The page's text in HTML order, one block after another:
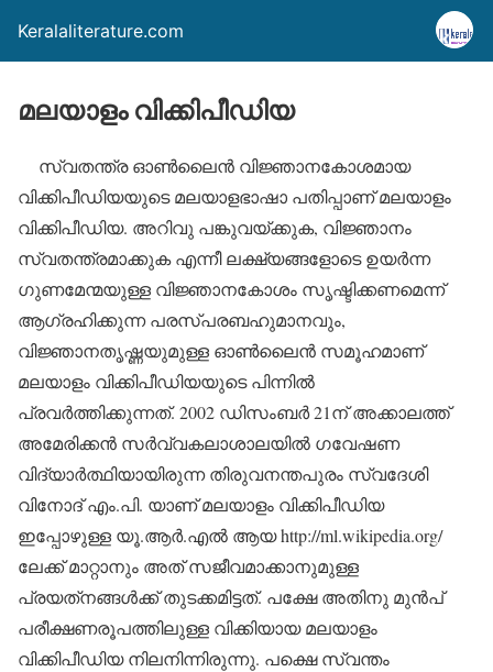
Keralaliterature.com
മലയാളം വിക്കിപീഡിയ
സ്വതന്ത്ര ഓണ്‍ലൈന്‍ വിജ്ഞാനകോശമായ
വിക്കിപീഡിയയുടെ മലയാളഭാഷാ പതിപ്പാണ് മലയാളം
വിക്കിപീഡിയ. അറിവു പങ്കുവയ്ക്കുക, വിജ്ഞാനം
സ്വതന്ത്രമാക്കുക എന്നീ ലക്ഷ്യങ്ങളോടെ ഉയര്‍ന്ന
ഗുണമേന്മയുള്ള വിജ്ഞാനകോശം സൃഷ്ടിക്കണമെന്ന്
ആഗ്രഹിക്കുന്ന പരസ്പരബഹുമാനവും,
വിജ്ഞാനതൃഷ്ണയുമുള്ള ഓണ്‍ലൈന്‍ സമൂഹമാണ്
മലയാളം വിക്കിപീഡിയയുടെ പിന്നില്‍
പ്രവര്‍ത്തിക്കുന്നത്. 2002 ഡിസംബര്‍ 21ന് അക്കാലത്ത്
അമേരിക്കന്‍ സര്‍വ്വകലാശാലയില്‍ ഗവേഷണ
വിദ്യാര്‍ത്ഥിയായിരുന്ന തിരുവനന്തപുരം സ്വദേശി
വിനോദ് എം.പി. യാണ് മലയാളം വിക്കിപീഡിയ
ഇപ്പോഴുള്ള യൂ.ആര്‍.എല്‍ ആയ http://ml.wikipedia.org/
ലേക്ക് മാറ്റാനും അത് സജീവമാക്കാനുമുള്ള
പ്രയത്‌നങ്ങള്‍ക്ക് തുടക്കമിട്ടത്. പക്ഷേ അതിനു മുന്‍പ്
പരീക്ഷണരൂപത്തിലുള്ള വിക്കിയായ മലയാളം
വിക്കിപീഡിയ നിലനിന്നിരുന്നു. പക്ഷെ സ്വന്തം